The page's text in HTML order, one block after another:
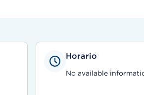
Horario
No available